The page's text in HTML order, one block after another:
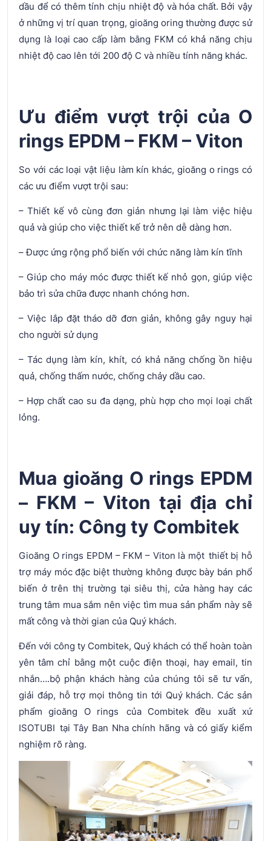
dầu để có thêm tính chịu nhiệt độ và hóa chất. Bởi vậy
ở những vị trí quan trọng, gioăng oring thường được sử
dụng là loại cao cấp làm bằng FKM có khả năng chịu
nhiệt độ cao lên tới 200 độ C và nhiều tính năng khác.
Ưu điểm vượt trội của O
rings EPDM – FKM – Viton
So với các loại vật liệu làm kín khác, gioăng o rings có
các ưu điểm vượt trội sau:
– Thiết kế vô cùng đơn giản nhưng lại làm việc hiệu
quả và giúp cho việc thiết kế trở nên dễ dàng hơn.
– Được ứng rộng phổ biến với chức năng làm kín tĩnh
– Giúp cho máy móc được thiết kế nhỏ gọn, giúp việc
bảo trì sửa chữa được nhanh chóng hơn.
– Việc lắp đặt tháo dỡ đơn giản, không gây nguy hại
cho người sử dụng
– Tác dụng làm kín, khít, có khả năng chống ồn hiệu
quả, chống thấm nước, chống chảy dầu cao.
– Hợp chất cao su đa dạng, phù hợp cho mọi loại chất
lỏng.
Mua gioăng O rings EPDM
– FKM – Viton tại địa chỉ
uy tín: Công ty Combitek
Gioăng O rings EPDM – FKM – Viton là một thiết bị hỗ
trợ máy móc đặc biệt thường không được bày bán phổ
biến ở trên thị trường tại siêu thị, cửa hàng hay các
trung tâm mua sắm nên việc tìm mua sản phẩm này sẽ
mất công và thời gian của Quý khách.
Đến với công ty Combitek, Quý khách có thể hoàn toàn
yên tâm chỉ bằng một cuộc điện thoại, hay email, tin
nhắn….bộ phận khách hàng của chúng tôi sẽ tư vấn,
giải đáp, hỗ trợ mọi thông tin tới Quý khách. Các sản
phẩm gioăng O rings của Combitek đều xuất xứ
ISOTUBI tại Tây Ban Nha chính hãng và có giấy kiểm
nghiệm rõ ràng.